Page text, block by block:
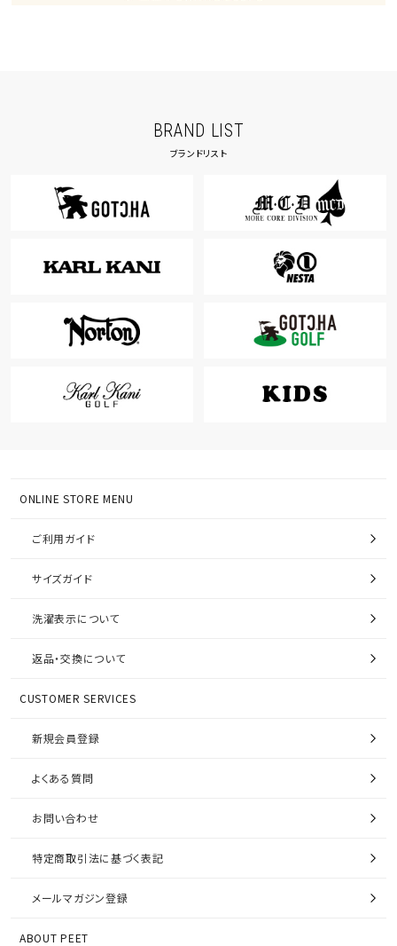
BRAND LIST
ブランドリスト
ONLINE STORE MENU
ご利用ガイド
サイズガイド
洗濯表示について
返品・交換について
CUSTOMER SERVICES
新規会員登録
よくある質問
お問い合わせ
特定商取引法に基づく表記
メールマガジン登録
ABOUT PEET